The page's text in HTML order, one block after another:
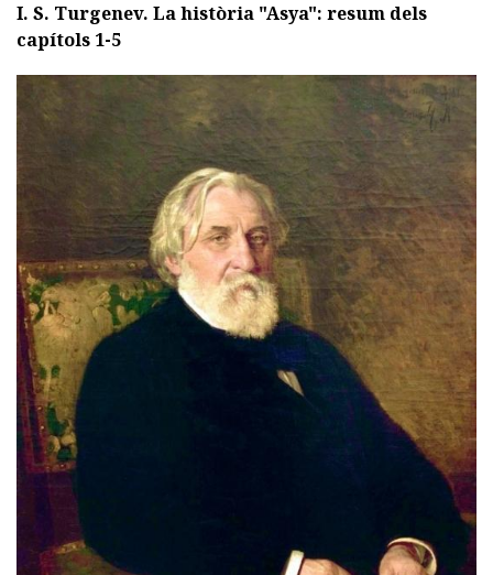
I. S. Turgenev. La història "Asya": resum dels
capítols 1-5